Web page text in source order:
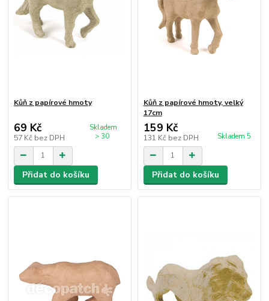
Kůň z papírové hmoty
69 Kč
57 Kč bez DPH
Skladem
> 30
Přidat do košíku
Kůň z papírové hmoty, velký
17cm
159 Kč
131 Kč bez DPH Skladem 5
Přidat do košíku